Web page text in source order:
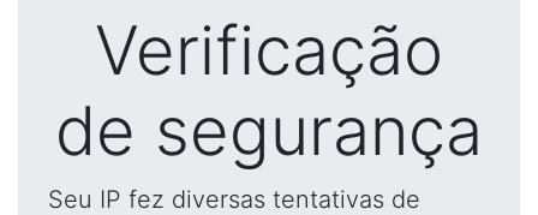
Verificação
de segurança
Seu IP fez diversas tentativas de